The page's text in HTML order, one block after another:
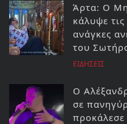
Άρτα: Ο
κάλυψε
ανάγκες
του
ΕΙΔΗΣΕΙΣ
Ο
σε